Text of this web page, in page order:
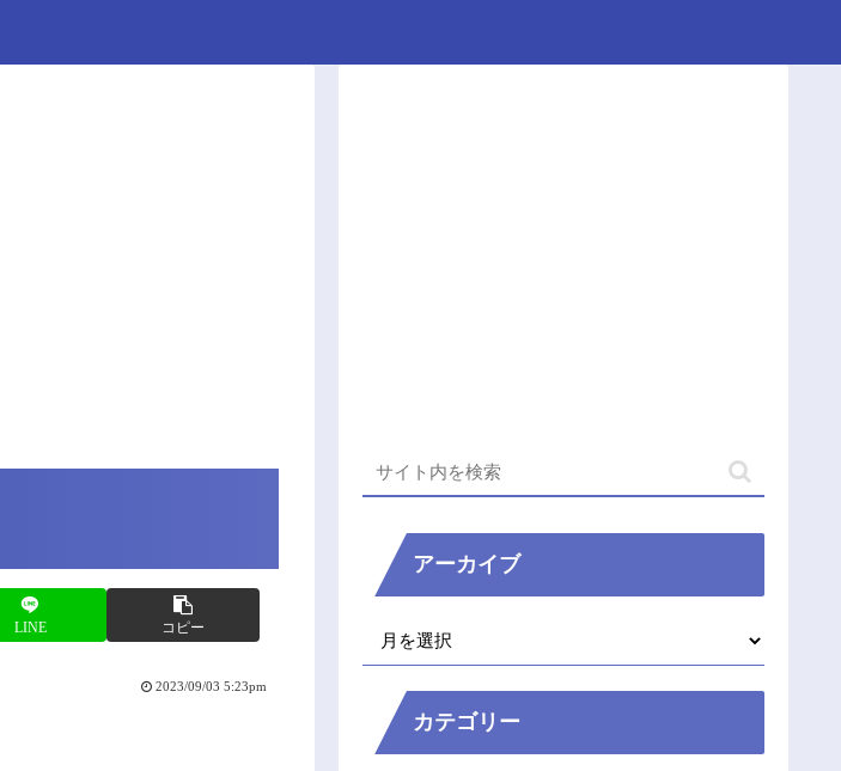
LINE コピー
2023/09/03 5:23pm
アーカイブ
カテゴリー